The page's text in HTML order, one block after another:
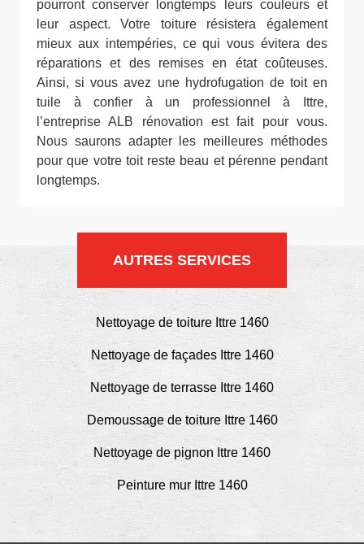
pourront conserver longtemps leurs couleurs et
leur aspect. Votre toiture résistera également
mieux aux intempéries, ce qui vous évitera des
réparations et des remises en état coûteuses.
Ainsi, si vous avez une hydrofugation de toit en
tuile à confier à un professionnel à Ittre,
l’entreprise ALB rénovation est fait pour vous.
Nous saurons adapter les meilleures méthodes
pour que votre toit reste beau et pérenne pendant
longtemps.
AUTRES SERVICES
Nettoyage de toiture Ittre 1460
Nettoyage de façades Ittre 1460
Nettoyage de terrasse Ittre 1460
Demoussage de toiture Ittre 1460
Nettoyage de pignon Ittre 1460
Peinture mur Ittre 1460